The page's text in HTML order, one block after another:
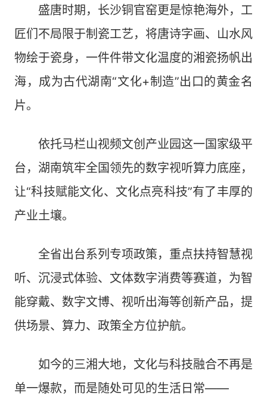
盛唐时期，长沙铜官窑更是惊艳海外，工
匠们不局限于制瓷工艺，将唐诗字画、山水风
物绘于瓷身，一件件带文化温度的湘瓷扬帆出
海，成为古代湖南“文化+制造”出口的黄金名
片。
依托马栏山视频文创产业园这一国家级平
台，湖南筑牢全国领先的数字视听算力底座，
让“科技赋能文化、文化点亮科技”有了丰厚的
产业土壤。
全省出台系列专项政策，重点扶持智慧视
听、沉浸式体验、文体数字消费等赛道，为智
能穿戴、数字文博、视听出海等创新产品，提
供场景、算力、政策全方位护航。
如今的三湘大地，文化与科技融合不再是
单一爆款，而是随处可见的生活日常——